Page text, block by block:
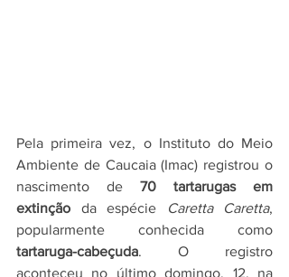
Pela primeira vez, o Instituto do Meio
Ambiente de Caucaia (Imac) registrou o
nascimento de 70 tartarugas em
extinção da espécie Caretta Caretta,
tartaruga-cabeçuda. O registro